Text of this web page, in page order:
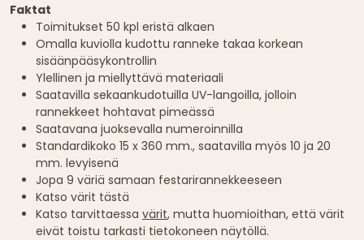
Faktat
Toimitukset 50 kpl eristä alkaen
Omalla kuviolla kudottu ranneke takaa korkean
sisäänpääsykontrollin
Ylellinen ja miellyttävä materiaali
Saatavilla sekaankudotuilla UV-langoilla, jolloin
rannekkeet hohtavat pimeässä
Saatavana juoksevalla numeroinnilla
Standardikoko 15 x 360 mm., saatavilla myös 10 ja 20
mm. levyisenä
Jopa 9 väriä samaan festarirannekkeeseen
Katso värit tästä
Katso tarvittaessa värit, mutta huomioithan, että värit
eivät toistu tarkasti tietokoneen näytöllä.